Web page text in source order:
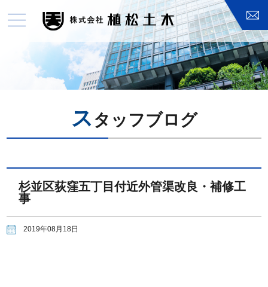
toggle
navigation
スタッフブログ
杉並区荻窪五丁目付近外管渠改良・補修工
事
2019年08月18日